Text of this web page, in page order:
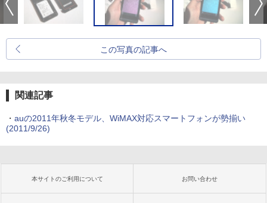
この写真の記事へ
関連記事
・ auの2011年秋冬モデル、WiMAX対応スマートフォンが勢揃い
(2011/9/26)
本サイトのご利用について お問い合わせ